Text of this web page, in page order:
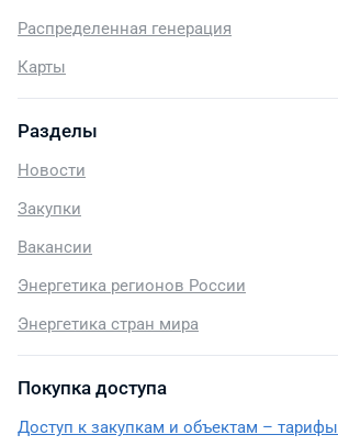
Распределенная генерация
Карты
Разделы
Новости
Закупки
Вакансии
Энергетика регионов России
Энергетика стран мира
Покупка доступа
Доступ к закупкам и объектам – тарифы